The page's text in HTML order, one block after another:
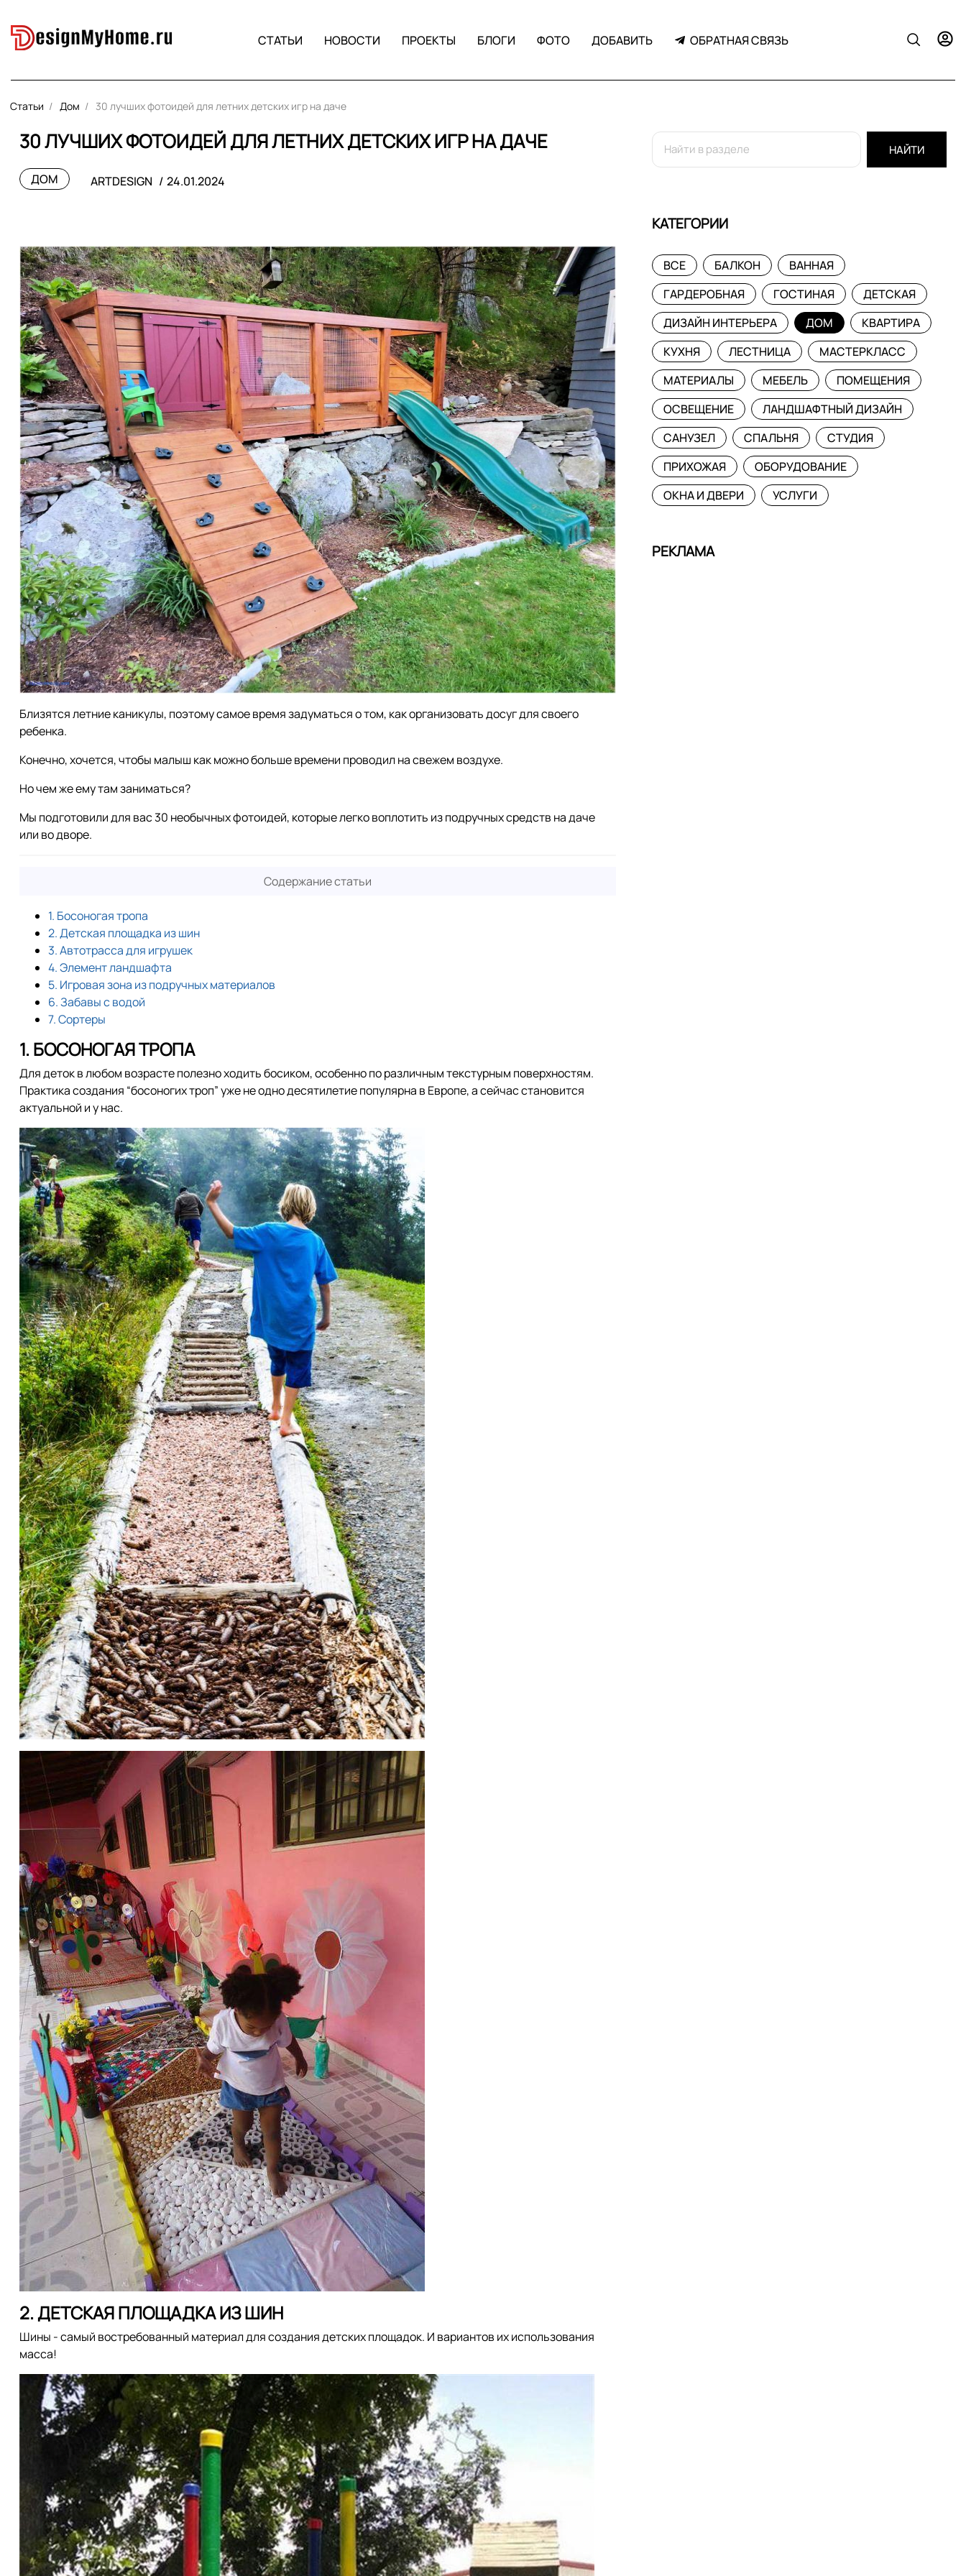
СТАТЬИ НОВОСТИ ПРОЕКТЫ БЛОГИ ФОТО ДОБАВИТЬ ОБРАТНАЯ СВЯЗЬ
Статьи Дом 30 лучших фотоидей для летних детских игр на даче
30 ЛУЧШИХ ФОТОИДЕЙ ДЛЯ ЛЕТНИХ ДЕТСКИХ ИГР НА ДАЧЕ
ДОМ ARTDESIGN 24.01.2024
Близятся летние каникулы, поэтому самое время задуматься о том, как организовать досуг для своего
ребенка.
Конечно, хочется, чтобы малыш как можно больше времени проводил на свежем воздухе.
Но чем же ему там заниматься?
Мы подготовили для вас 30 необычных фотоидей, которые легко воплотить из подручных средств на даче
или во дворе.
Содержание статьи
1. Босоногая тропа
2. Детская площадка из шин
3. Автотрасса для игрушек
4. Элемент ландшафта
5. Игровая зона из подручных материалов
6. Забавы с водой
7. Сортеры
1. БОСОНОГАЯ ТРОПА
Для деток в любом возрасте полезно ходить босиком, особенно по различным текстурным поверхностям.
Практика создания “босоногих троп” уже не одно десятилетие популярна в Европе, а сейчас становится
актуальной и у нас.
2. ДЕТСКАЯ ПЛОЩАДКА ИЗ ШИН
Шины - самый востребованный материал для создания детских площадок. И вариантов их использования
масса!
НАЙТИ
КАТЕГОРИИ
ВСЕ БАЛКОН
ВАННАЯ
ГАРДЕРОБНАЯ
ГОСТИНАЯ
ДЕТСКАЯ
ДИЗАЙН ИНТЕРЬЕРА
ДОМ
КВАРТИРА
КУХНЯ
ЛЕСТНИЦА
МАСТЕРКЛАСС
МАТЕРИАЛЫ
МЕБЕЛЬ
ПОМЕЩЕНИЯ
ОСВЕЩЕНИЕ
ЛАНДШАФТНЫЙ ДИЗАЙН
САНУЗЕЛ
СПАЛЬНЯ
СТУДИЯ
ПРИХОЖАЯ
ОБОРУДОВАНИЕ
ОКНА И ДВЕРИ
УСЛУГИ
РЕКЛАМА